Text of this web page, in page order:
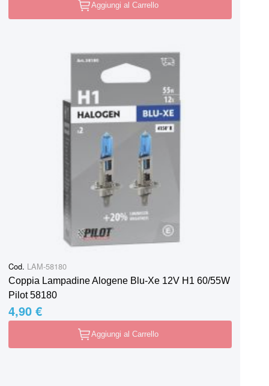
Aggiungi al Carrello
Cod. LAM-58180
Coppia Lampadine Alogene Blu-Xe 12V H1 60/55W
Pilot 58180
4,90 €
Aggiungi al Carrello